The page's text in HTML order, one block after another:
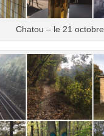
Chatou – le 21 octobre